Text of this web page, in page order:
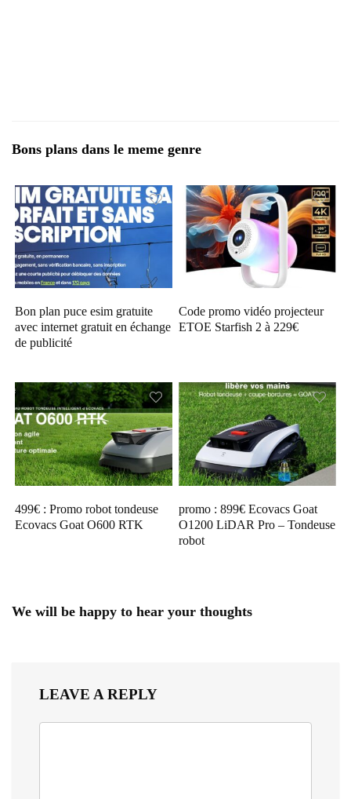
Bons plans dans le meme genre
Bon plan puce esim gratuite
avec internet gratuit en échange
de publicité
Code promo vidéo projecteur
ETOE Starfish 2 à 229€
499€ : Promo robot tondeuse
Ecovacs Goat O600 RTK
promo : 899€ Ecovacs Goat
O1200 LiDAR Pro – Tondeuse
robot
We will be happy to hear your thoughts
LEAVE A REPLY